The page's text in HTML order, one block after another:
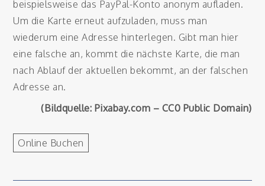
beispielsweise das PayPal-Konto anonym aufladen.
Um die Karte erneut aufzuladen, muss man
wiederum eine Adresse hinterlegen. Gibt man hier
eine falsche an, kommt die nächste Karte, die man
nach Ablauf der aktuellen bekommt, an der falschen
Adresse an.
(Bildquelle: Pixabay.com – CC0 Public Domain)
Online Buchen